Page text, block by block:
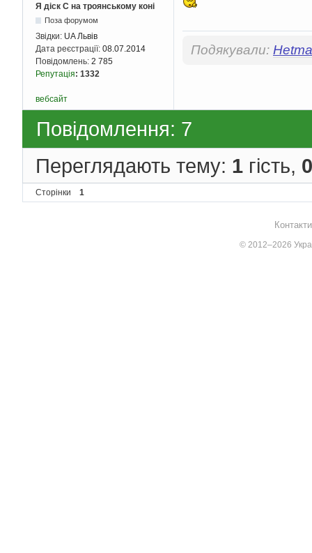
Я діск С на троянському коні
Поза форумом
Звідки: UA Львів
Дата реєстрації: 08.07.2014
Повідомлень: 2 785
Репутація: 1332
Подякували:
вебсайт
Повідомлення: 7
Переглядають тему: 1 гість, 0
Сторінки 1
© 2012–2026